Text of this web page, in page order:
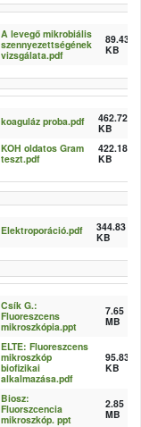
A levegő mikrobiális
szennyezettségének
vizsgálata.pdf
89.43
KB
koaguláz proba.pdf
462.72
KB
KOH oldatos Gram
teszt.pdf
422.18
KB
Elektroporáció.pdf
344.83
KB
Csík G.:
Fluoreszcens
mikroszkópia.ppt
7.65
MB
ELTE: Fluoreszcens
mikroszkóp
biofizikai
alkalmazása.pdf
95.83
KB
Biosz:
Fluorszcencia
mikroszkóp. ppt
2.85
MB